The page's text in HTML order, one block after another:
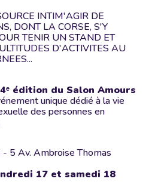
INTIM'AGIR DE
DONT LA CORSE, S'Y
TENIR UN STAND ET
D'ACTIVITES AU
4ᵉ édition du Salon Amours
unique dédié à la vie
des personnes en
- 5 Av. Ambroise Thomas
17 et samedi 18